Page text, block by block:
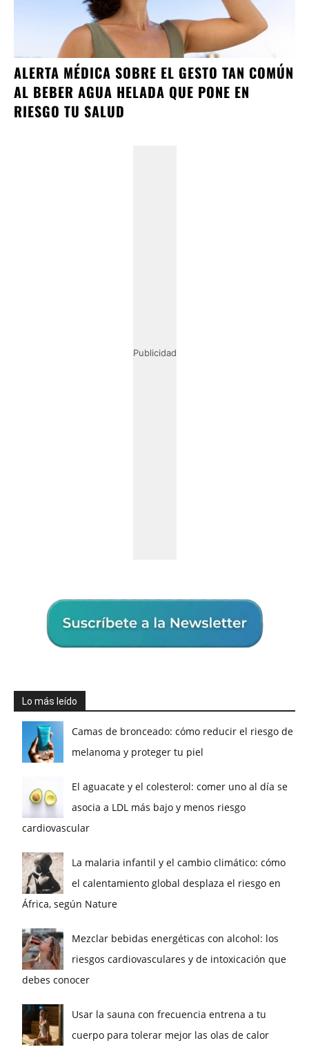
ALERTA MÉDICA SOBRE EL GESTO TAN COMÚN
AL BEBER AGUA HELADA QUE PONE EN
RIESGO TU SALUD
Publicidad
Lo más leído
Camas de bronceado: cómo reducir el riesgo de
melanoma y proteger tu piel
El aguacate y el colesterol: comer uno al día se
asocia a LDL más bajo y menos riesgo
cardiovascular
La malaria infantil y el cambio climático: cómo
el calentamiento global desplaza el riesgo en
África, según Nature
Mezclar bebidas energéticas con alcohol: los
riesgos cardiovasculares y de intoxicación que
debes conocer
Usar la sauna con frecuencia entrena a tu
cuerpo para tolerar mejor las olas de calor